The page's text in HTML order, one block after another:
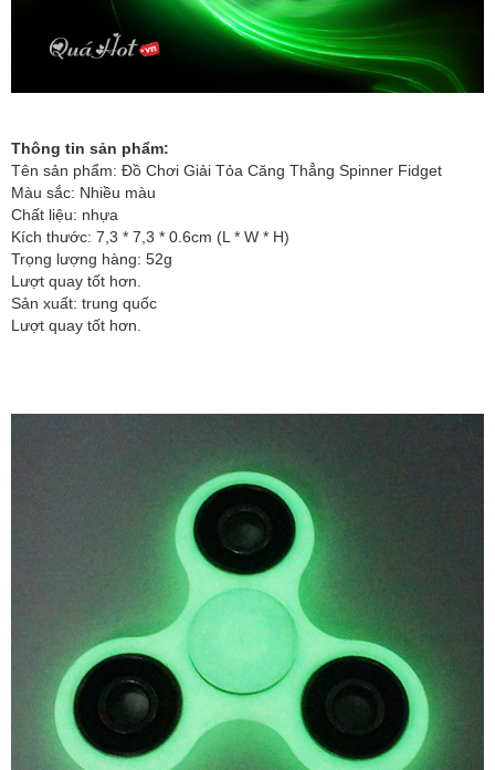
Thông tin sản phẩm:
Tên sản phẩm: Đồ Chơi Giải Tỏa Căng Thẳng Spinner Fidget
Màu sắc: Nhiều màu
Chất liệu: nhựa
Kích thước: 7,3 * 7,3 * 0.6cm (L * W * H)
Trọng lượng hàng: 52g
Lượt quay tốt hơn.
Sản xuất: trung quốc
Lượt quay tốt hơn.